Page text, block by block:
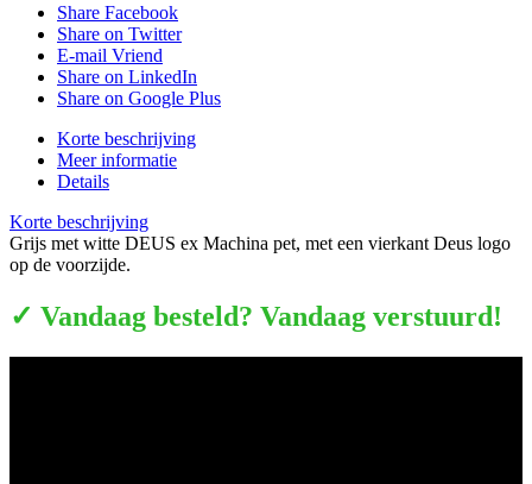
Share Facebook
Share on Twitter
E-mail Vriend
Share on LinkedIn
Share on Google Plus
Korte beschrijving
Meer informatie
Details
Korte beschrijving
Grijs met witte DEUS ex Machina pet, met een vierkant Deus logo
op de voorzijde.
✓ Vandaag besteld? Vandaag verstuurd!